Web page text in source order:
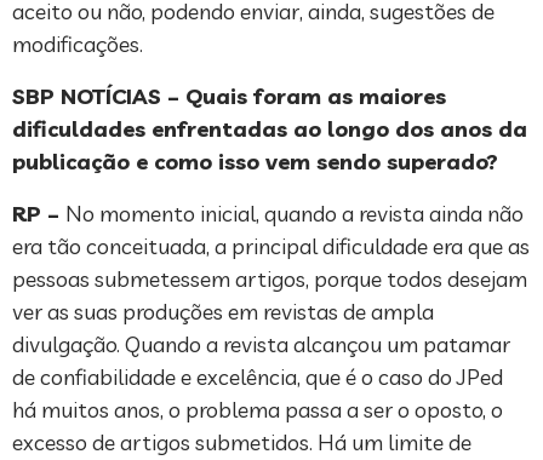
aceito ou não, podendo enviar, ainda, sugestões de
modificações.
SBP NOTÍCIAS – Quais foram as maiores
dificuldades enfrentadas ao longo dos anos da
publicação e como isso vem sendo superado?
RP – No momento inicial, quando a revista ainda não
era tão conceituada, a principal dificuldade era que as
pessoas submetessem artigos, porque todos desejam
ver as suas produções em revistas de ampla
divulgação. Quando a revista alcançou um patamar
de confiabilidade e excelência, que é o caso do JPed
há muitos anos, o problema passa a ser o oposto, o
excesso de artigos submetidos. Há um limite de